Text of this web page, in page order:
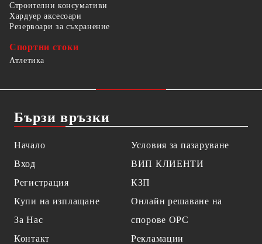
Строителни консумативи
Хардуер аксесоари
Резервоари за съхранение
Спортни стоки
Атлетика
Бързи връзки
Начало
Вход
Регистрация
Купи на изплащане
За Нас
Контакт
Условия за пазаруване
ВИП КЛИЕНТИ
КЗП
Онлайн решаване на
спорове OPC
Рекламации